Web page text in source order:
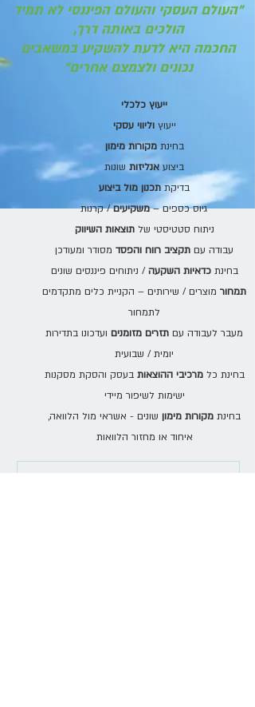
"העולם העסקי והעולם הפיננסי לא תמיד
הולכים באותה דרך,
החכמה היא לדעת להשקיע במשאבים
נכונים ולצמצם אחרים"
ייעוץ כלכלי
ייעוץוליווי עסקי
בחינתמקורות מימון
ביצועאנליזות שונות
בדיקתתכנון מול ביצוע
גיוס כספים –משקיעים/ קרנות
ניתוח סטטיסטי שלתוצאות השיווק
עבודה עם תקציב רווח והפסד מסודר ומעודכן
בחינתכדאיות השקעה / ניתוחים פיננסים שונים
תמחור מוצרים / שירותים – הקניית כלים מתקדמים
לתמחור
מעבר לעבודה עם תזרים מזומנים ועדכונו בתדירות
יומית / שבועית
בחינת כלמרכיבי ההוצאות בעסק והסקת מסקנות
ישימות לשיפור מיידי
בחינת מקורות מימון שונים - אשראי מול הלוואה,
איחוד או מחזור הלוואות